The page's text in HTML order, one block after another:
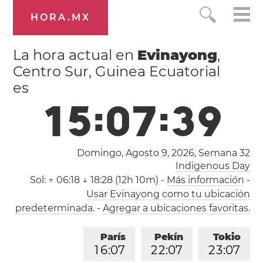
HORA.MX
La hora actual en Evinayong,
Centro Sur, Guinea Ecuatorial
es
15:07:39
Domingo, Agosto 9, 2026, Semana 32
Indigenous Day
Sol: ↑ 06:18 ↓ 18:28 (12h 10m) - Más información -
Usar Evinayong como tu ubicación
predeterminada.- Agregar a ubicaciones favoritas.
Tokio
23:07
Pekín
22:07
París
1 6:07